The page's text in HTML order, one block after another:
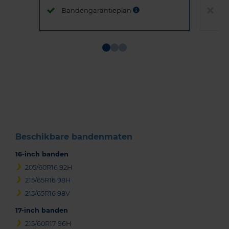
Bandengarantieplan
Beschikbare bandenmaten
16-inch banden
205/60R16 92H
215/65R16 98H
215/65R16 98V
17-inch banden
215/60R17 96H